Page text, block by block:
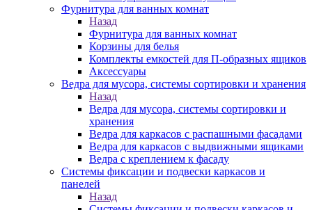
Фурнитура для ванных комнат
Назад
Фурнитура для ванных комнат
Корзины для белья
Комплекты емкостей для П-образных ящиков
Аксессуары
Ведра для мусора, системы сортировки и хранения
Назад
Ведра для мусора, системы сортировки и
хранения
Ведра для каркасов с распашными фасадами
Ведра для каркасов с выдвижными ящиками
Ведра с креплением к фасаду
Системы фиксации и подвески каркасов и
панелей
Назад